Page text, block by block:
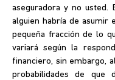
aseguradora y no usted.
alguien habría de asumir
pequeña fracción de lo
variará según la
financiero, sin embargo,
probabilidades de